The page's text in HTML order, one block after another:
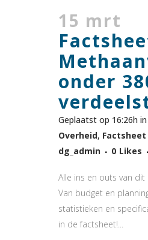
15 mrt
onder
Geplaatst op 16:26h in
Overheid, Factsheet
dg_admin
0 Likes
Alle ins en outs van
Van budget en
statistieken en
in de factsheet!...